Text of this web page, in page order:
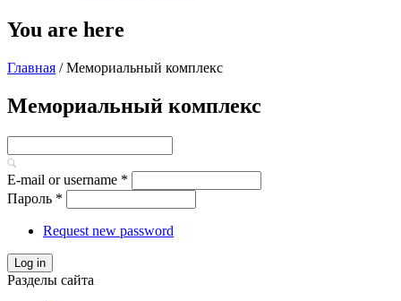
You are here
Главная / Мемориальный комплекс
Мемориальный комплекс
E-mail or username *
Пароль *
Request new password
Log in
Разделы сайта